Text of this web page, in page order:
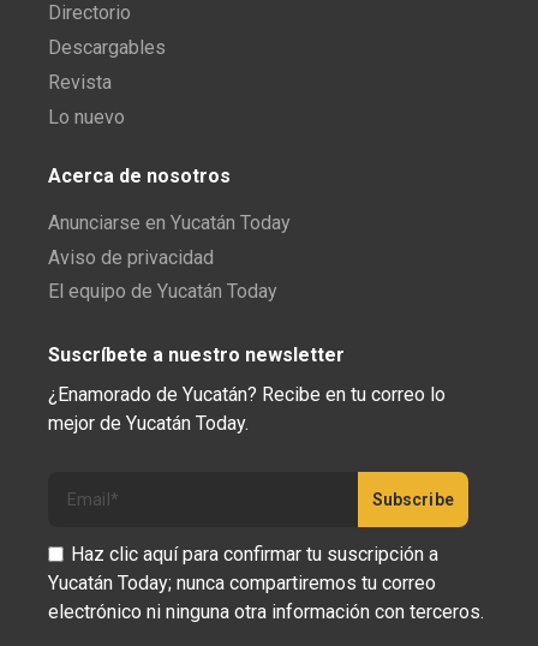
Directorio
Descargables
Revista
Lo nuevo
Acerca de nosotros
Anunciarse en Yucatán Today
Aviso de privacidad
El equipo de Yucatán Today
Suscríbete a nuestro newsletter
¿Enamorado de Yucatán? Recibe en tu correo lo
mejor de Yucatán Today.
Haz clic aquí para confirmar tu suscripción a
Yucatán Today; nunca compartiremos tu correo
electrónico ni ninguna otra información con terceros.